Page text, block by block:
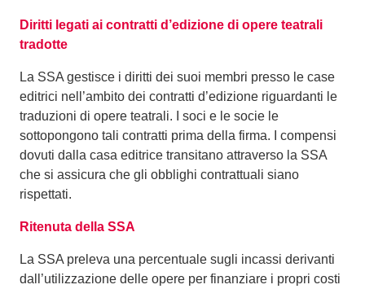
Diritti legati ai contratti d’edizione di opere teatrali
tradotte
La SSA gestisce i diritti dei suoi membri presso le case
editrici nell’ambito dei contratti d’edizione riguardanti le
traduzioni di opere teatrali. I soci e le socie le
sottopongono tali contratti prima della firma. I compensi
dovuti dalla casa editrice transitano attraverso la SSA
che si assicura che gli obblighi contrattuali siano
rispettati.
Ritenuta della SSA
La SSA preleva una percentuale sugli incassi derivanti
dall’utilizzazione delle opere per finanziare i propri costi